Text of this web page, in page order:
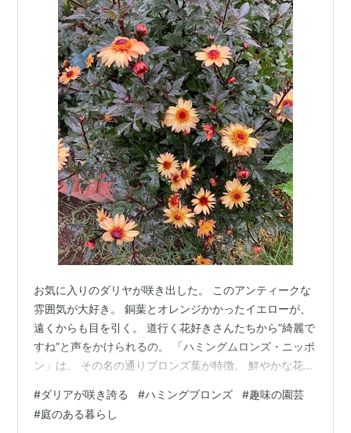
お気に入りのダリヤが咲き出した。 このアンティークな
雰囲気が大好き。 銅葉とオレンジかかったイエローが、
遠くからも目を引く。 道行く花好きさんたちから”綺麗で
すね”と声をかけられるの。 「ハミングムロンズ・ニッポ
ン」は、 その名の通りブロンズ葉が特徴。 鮮やかな花色
にコンパクトにまとまって咲く。 従来のダリアより小輪
で可愛らしさも満点💜💜💜 ちょっと懐かしく感じたりも
#ダリアが咲き誇る #ハミングブロンズ #趣味の園芸
#庭のある暮らし